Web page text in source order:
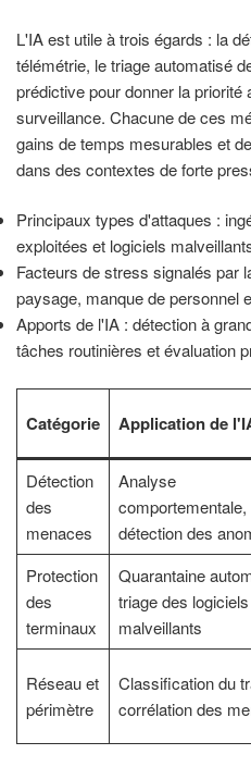
L'IA est utile à trois égards : la
télémétrie, le triage automatisé
prédictive pour donner la priorité
surveillance. Chacune de ces
gains de temps mesurables et
dans des contextes de forte
Principaux types d'attaques :
exploitées et logiciels
Facteurs de stress signalés
paysage, manque de personnel
Apports de l'IA : détection à
tâches routinières et évaluation
Catégorie Application de
Détection
des
menaces
Analyse
comportementale,
détection des
Protection
des
terminaux
Quarantaine
triage des logiciels
malveillants
Réseau et
périmètre
Classification du
corrélation des